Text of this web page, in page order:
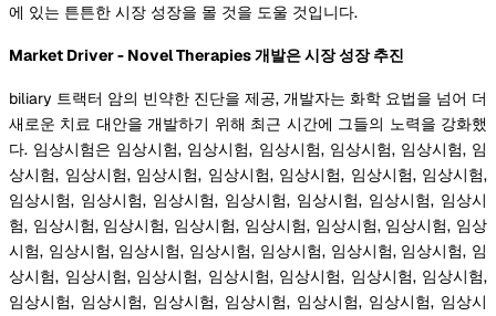
에 있는 튼튼한 시장 성장을 몰 것을 도울 것입니다.
Market Driver - Novel Therapies 개발은 시장 성장 추진
biliary 트랙터 암의 빈약한 진단을 제공, 개발자는 화학 요법을 넘어 더
새로운 치료 대안을 개발하기 위해 최근 시간에 그들의 노력을 강화했
다. 임상시험은 임상시험, 임상시험, 임상시험, 임상시험, 임상시험, 임
상시험, 임상시험, 임상시험, 임상시험, 임상시험, 임상시험, 임상시험,
임상시험, 임상시험, 임상시험, 임상시험, 임상시험, 임상시험, 임상시
험, 임상시험, 임상시험, 임상시험, 임상시험, 임상시험, 임상시험, 임상
시험, 임상시험, 임상시험, 임상시험, 임상시험, 임상시험, 임상시험, 임
상시험, 임상시험, 임상시험, 임상시험, 임상시험, 임상시험, 임상시험,
임상시험, 임상시험, 임상시험, 임상시험, 임상시험, 임상시험, 임상시